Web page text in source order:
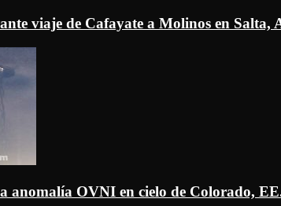
viaje de Cafayate a Molinos en Salta,
anomalía OVNI en cielo de Colorado,